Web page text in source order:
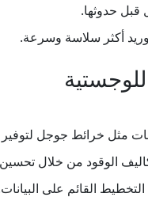
قبل حدوثها.
أكثر سلاسة وسرعة.
مثل خرائط جوجل
الوقود من خلال
القائم على